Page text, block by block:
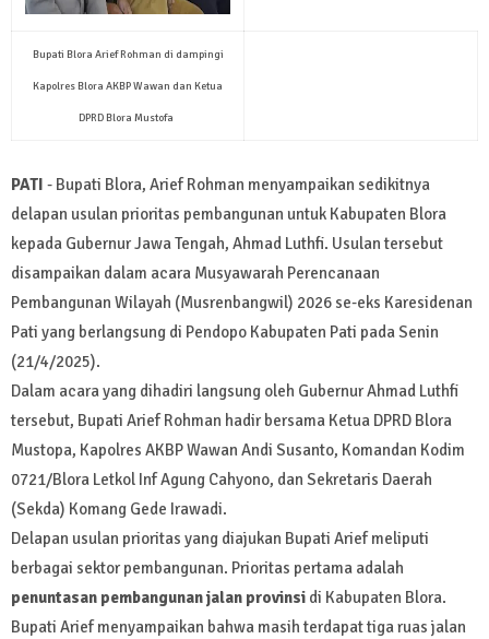
Bupati Blora Arief Rohman di dampingi
Kapolres Blora AKBP Wawan dan Ketua
DPRD Blora Mustofa
PATI - Bupati Blora, Arief Rohman menyampaikan sedikitnya
delapan usulan prioritas pembangunan untuk Kabupaten Blora
kepada Gubernur Jawa Tengah, Ahmad Luthfi. Usulan tersebut
disampaikan dalam acara Musyawarah Perencanaan
Pembangunan Wilayah (Musrenbangwil) 2026 se-eks Karesidenan
Pati yang berlangsung di Pendopo Kabupaten Pati pada Senin
(21/4/2025).
Dalam acara yang dihadiri langsung oleh Gubernur Ahmad Luthfi
tersebut, Bupati Arief Rohman hadir bersama Ketua DPRD Blora
Mustopa, Kapolres AKBP Wawan Andi Susanto, Komandan Kodim
0721/Blora Letkol Inf Agung Cahyono, dan Sekretaris Daerah
(Sekda) Komang Gede Irawadi.
Delapan usulan prioritas yang diajukan Bupati Arief meliputi
berbagai sektor pembangunan. Prioritas pertama adalah
penuntasan pembangunan jalan provinsi di Kabupaten Blora.
Bupati Arief menyampaikan bahwa masih terdapat tiga ruas jalan